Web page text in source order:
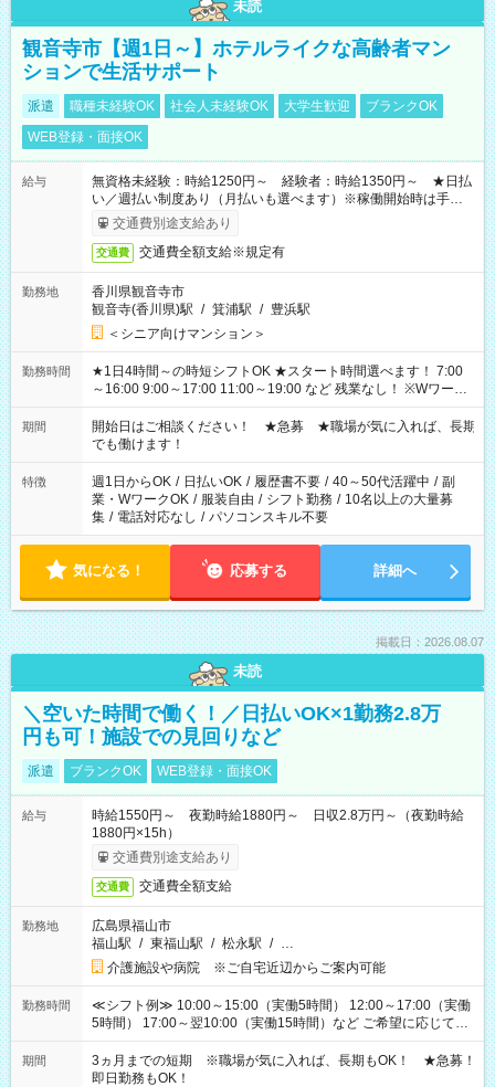
未読
観音寺市【週1日～】ホテルライクな高齢者マン
ションで生活サポート
派遣 職種未経験OK 社会人未経験OK 大学生歓迎
ブランクOK
WEB登録・面接OK
給与
無資格未経験：時給1250円～ 経験者：時給1350円～ ★日払
い／週払い制度あり（月払いも選べます）※稼働開始時は手続き
完了次第のお支払いとなります。
交通費別途支給あり
交通費 交通費全額支給※規定有
勤務地
香川県観音寺市
観音寺(香川県)駅 / 箕浦駅 / 豊浜駅
＜シニア向けマンション＞
勤務時間
★1日4時間～の時短シフトOK ★スタート時間選べます！ 7:00
～16:00 9:00～17:00 11:00～19:00 など 残業なし！ ※Wワーク
の場合、他のお仕事と合わせ週40時間超の就業はご案内できま
せん ※法令に基づき、週20時間以上勤務は社会保険への加入対
象となります ※労働者派遣法（日雇い派遣の原則禁止）によ
り、短時間・短期間の就業はご案内が難しい場合があります
期間
開始日はご相談ください！ ★急募 ★職場が気に入れば、長期
でも働けます！
特徴 週1日からOK / 日払いOK / 履歴書不要 / 40～50代活躍中 / 副
業・WワークOK / 服装自由 / シフト勤務 / 10名以上の大量募
集 / 電話対応なし / パソコンスキル不要
気になる！ 応募する 詳細へ
掲載日：2026.08.07
未読
＼空いた時間で働く！／日払いOK×1勤務2.8万
円も可！施設での見回りなど
派遣 ブランクOK WEB登録・面接OK
給与
時給1550円～ 夜勤時給1880円～ 日収2.8万円～（夜勤時給
1880円×15h）
交通費別途支給あり
交通費 交通費全額支給
勤務地
広島県福山市
福山駅 / 東福山駅 / 松永駅 / …
介護施設や病院 ※ご自宅近辺からご案内可能
勤務時間
≪シフト例≫ 10:00～15:00（実働5時間） 12:00～17:00（実働
5時間） 17:00～翌10:00（実働15時間）など ご希望に応じて、
働く時間は調整できます！ お気軽に担当へ相談ください！
期間
3ヵ月までの短期 ※職場が気に入れば、長期もOK！ ★急募！
即日勤務もOK！